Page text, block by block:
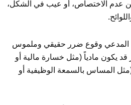
عن عدم الاختصاص، أو عيب في الشكل،
المدعي وقوع ضرر حقيقي وملموس
قد يكون مادياً (مثل خسارة مالية أو
المساس بالسمعة الوظيفية أو